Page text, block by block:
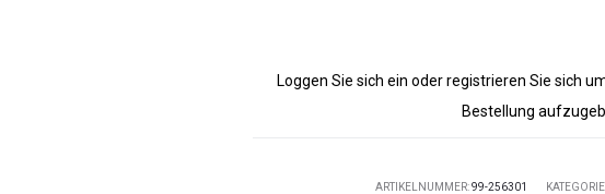
Loggen Sie sich ein oder registrieren Sie sich
Bestellung
ARTIKELNUMMER:99-256301